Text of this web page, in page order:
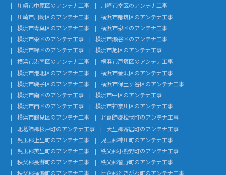
川崎市中原区のアンテナ工事
川崎市幸区のアンテナ工事
川崎市川崎区のアンテナ工事
横浜市都筑区のアンテナ工事
横浜市青葉区のアンテナ工事
横浜市泉区のアンテナ工事
横浜市栄区のアンテナ工事
横浜市瀬谷区のアンテナ工事
横浜市緑区のアンテナ工事
横浜市旭区のアンテナ工事
横浜市港南区のアンテナ工事
横浜市戸塚区のアンテナ工事
横浜市港北区のアンテナ工事
横浜市金沢区のアンテナ工事
横浜市磯子区のアンテナ工事
横浜市保土ヶ谷区のアンテナ工事
横浜市南区のアンテナ工事
横浜市中区のアンテナ工事
横浜市西区のアンテナ工事
横浜市神奈川区のアンテナ工事
横浜市鶴見区のアンテナ工事
北葛飾郡松伏町のアンテナ工事
北葛飾郡杉戸町のアンテナ工事
大里郡寄居町のアンテナ工事
児玉郡上里町のアンテナ工事
児玉郡神川町のアンテナ工事
児玉郡美里町のアンテナ工事
秩父郡小鹿野町のアンテナ工事
秩父郡長瀞町のアンテナ工事
秩父郡皆野町のアンテナ工事
秩父郡横瀬町のアンテナ工事
比企郡ときがわ町のアンテナ工事